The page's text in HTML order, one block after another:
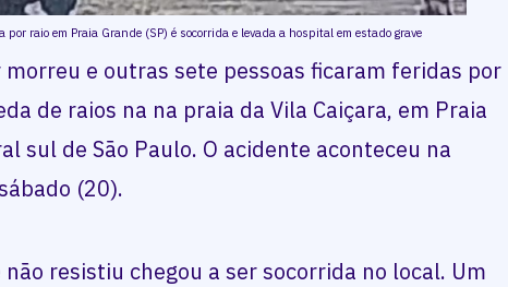
por raio em Praia Grande (SP) é socorrida e levada a hospital em estado grave
e outras sete pessoas ficaram feridas por
de raios na na praia da Vila Caiçara, em Praia
sul de São Paulo. O acidente aconteceu na
(20).
resistiu chegou a ser socorrida no local. Um